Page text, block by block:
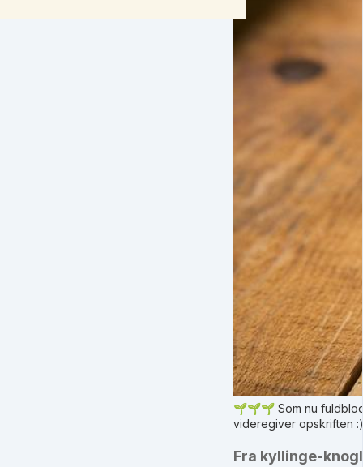
🌱🌱🌱 Som nu
videregiver opskriften :)
Fra kyllinge-